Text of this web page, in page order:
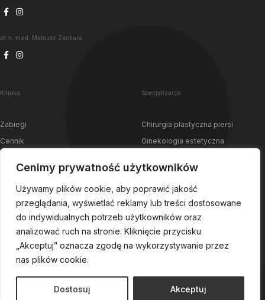
Cenimy prywatność użytkowników
Używamy plików cookie, aby poprawić jakość
przeglądania, wyświetlać reklamy lub treści dostosowane
do indywidualnych potrzeb użytkowników oraz
analizować ruch na stronie. Kliknięcie przycisku
„Akceptuj” oznacza zgodę na wykorzystywanie przez
nas plików cookie.
Dostosuj Akceptuj
dr n. med. Mateusz Zachara
Klinika
Zabiegi
Cennik
Zespół
Szpital
Pierwsza wizyta
Specjalizacje
Chirurgia plastyczna piersi
Ginekologia estetyczna
Chirurgia plastyczna sylwetki
Chirurgia szczękowa
All rights reserved Mooi© 2025